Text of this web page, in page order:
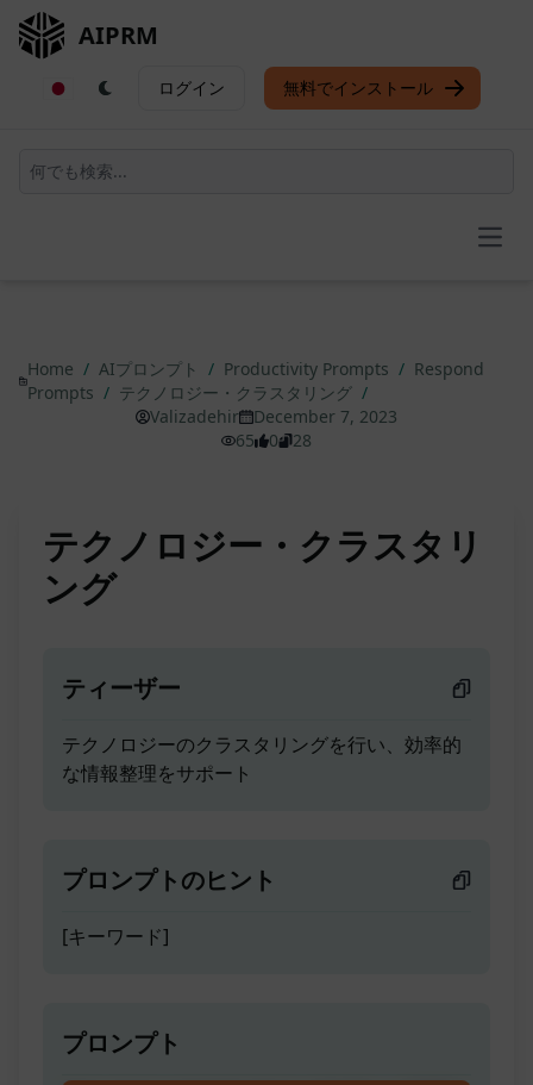
AIPRM
ログイン 無料でインストール
Home / AIプロンプト / Productivity Prompts / Respond
Prompts / テクノロジー・クラスタリング /
Valizadehir
December 7, 2023
65
0 28
テクノロジー・クラスタリ
ング
ティーザー
テクノロジーのクラスタリングを行い、効率的
な情報整理をサポート
プロンプトのヒント
[キーワード]
プロンプト